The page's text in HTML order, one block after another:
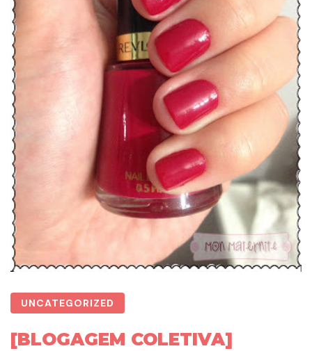
UNCATEGORIZED
[BLOGAGEM COLETIVA]